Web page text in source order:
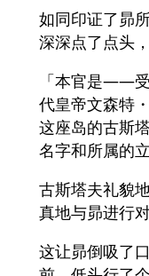
如同印证了昴
深深点了点头，
「本官是——
代皇帝文森特
这座岛的古斯
名字和所属的
古斯塔夫礼貌
真地与昴进行对
这让昴倒吸了